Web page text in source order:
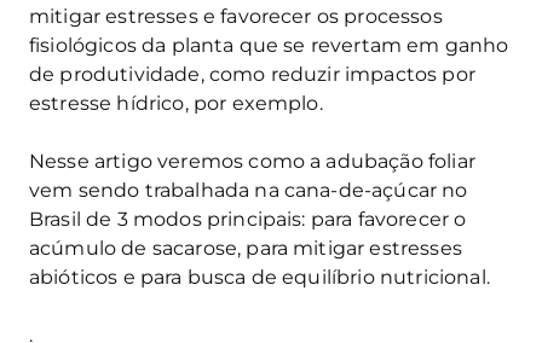
mitigar estresses e favorecer os processos
fisiológicos da planta que se revertam em ganho
de produtividade, como reduzir impactos por
estresse hídrico, por exemplo.
Nesse artigo veremos como a adubação foliar
vem sendo trabalhada na cana-de-açúcar no
Brasil de 3 modos principais: para favorecer o
acúmulo de sacarose, para mitigar estresses
abióticos e para busca de equilíbrio nutricional.
.